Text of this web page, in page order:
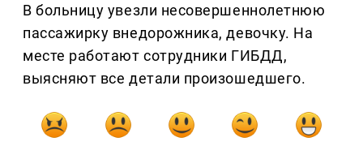
В больницу увезли несовершеннолетнюю
пассажирку внедорожника, девочку. На
месте работают сотрудники ГИБДД,
выясняют все детали произошедшего.